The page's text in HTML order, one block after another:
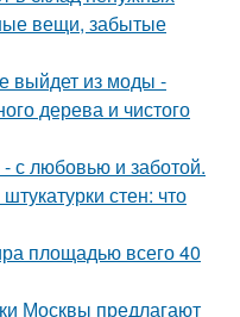
вещи, забытые
выйдет из моды -
дерева и чистого
с любовью и заботой.
стен: что
площадью всего 40
Москвы предлагают